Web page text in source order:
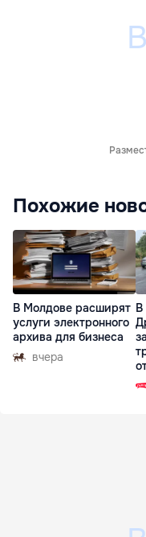
Похожие
В Молдове расширят
услуги электронного
архива для бизнеса
вчера
В